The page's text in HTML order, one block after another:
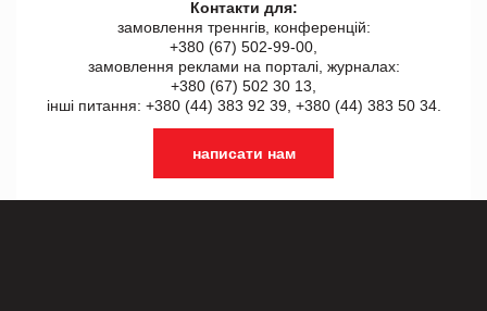
Контакти для:
замовлення треннгів, конференцій:
+380 (67) 502-99-00,
замовлення реклами на порталі, журналах:
+380 (67) 502 30 13,
інші питання: +380 (44) 383 92 39, +380 (44) 383 50 34.
написати нам